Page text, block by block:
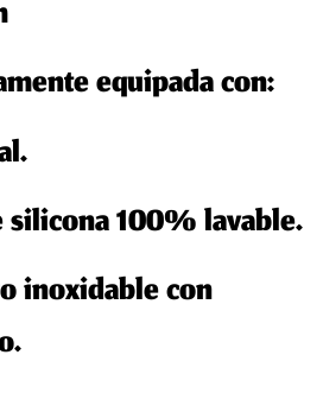
equipada con:
silicona 100% lavable.
inoxidable con